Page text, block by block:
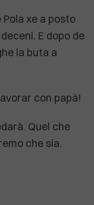
Pola xe a posto
E dopo de
la buta a
con papà!
Quel che
che sia.